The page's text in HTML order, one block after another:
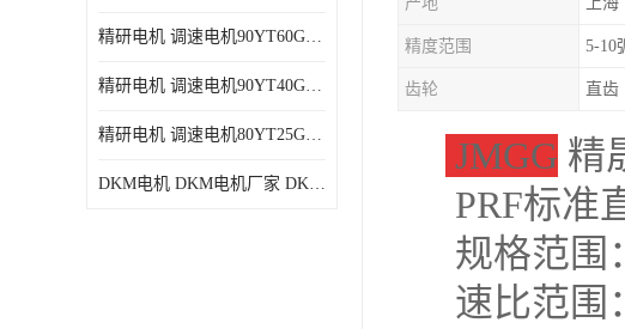
精研电机 调速电机90YT60GV22厂家现货批发价格
精研电机 调速电机90YT40GV22厂家现货批发价格
精研电机 调速电机80YT25GV22厂家现货批发价格
DKM电机 DKM电机厂家 DKM减速机现货批发价格
精度范围 5-10
齿轮 直齿
JMGG 精
PRF标准
规格范围：
速比范围